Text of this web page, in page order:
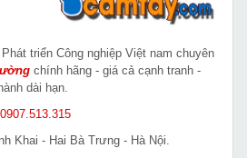
triển Công nghiệp Việt nam chuyên
chính hãng - giá cả cạnh tranh -
dài hạn.
0907.513.315
Khai - Hai Bà Trưng - Hà Nội.